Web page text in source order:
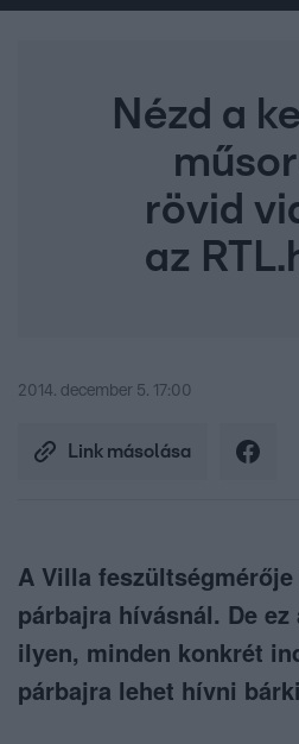
Nézd a
rövid
az
2014. december 5. 17:00
Link másolása
A Villa
párbajra hívásnál. De
ilyen, minden konkrét
párbajra lehet hívni